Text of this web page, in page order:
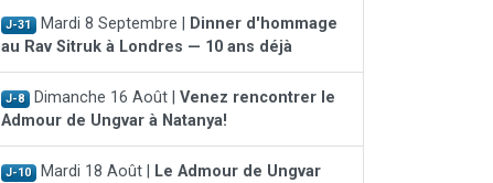
J-31 Mardi 8 Septembre |
Dinner d'hommage
au Rav Sitruk à Londres — 10 ans déjà
J-8 Dimanche 16 Août | Venez rencontrer le
Admour de Ungvar à Natanya!
J-10 Mardi 18 Août |
Le Admour de Ungvar